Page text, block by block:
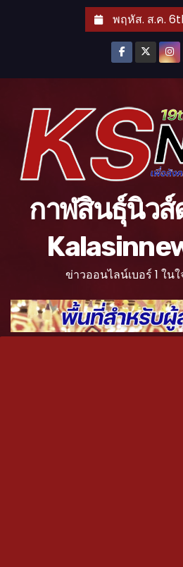
พฤหัส. ส.ค.
กาฬสินธุ์นิว
ข่าวออนไลน์เบอร์ 1 ใน